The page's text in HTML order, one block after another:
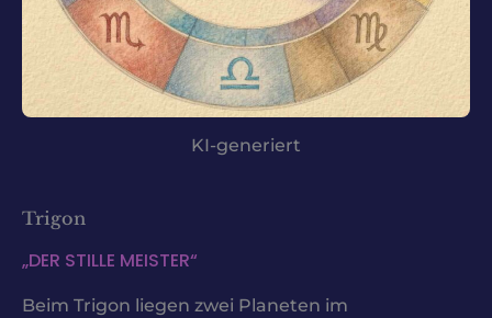
Trigon
„DER STILLE MEISTER“
Beim Trigon liegen zwei Planeten im
KI-generiert